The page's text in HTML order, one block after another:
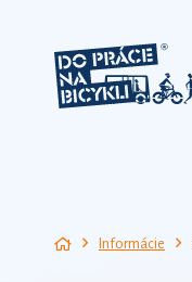
Informácie